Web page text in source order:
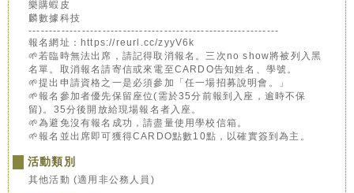
樂購蝦皮
麟數據科技
-------------------------------------------------------------
報名網址：https://reurl.cc/zyyV6k
🌱若臨時無法出席，請記得取消報名。三次no show將被列入黑
名單。取消報名請寄信或來電至CARDO告知姓名、學號。
🌱提出申請資格之一是必須參加「任一場招募說明會。」
🌱報名參加者優先保留座位(需於35分前報到入座，逾時不保
留)。35分後開放給現場報名者入座。
🌱為避免沒有報名成功，請盡量使用學校信箱。
🌱報名並出席即可獲得CARDO點數10點，以確實簽到為主。
活動類別
其他活動 (適用非公務人員)